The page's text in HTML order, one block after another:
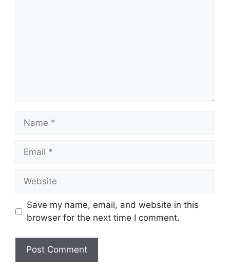
Name
Email
Website
Save my name, email, and website in this
browser for the next time I comment.